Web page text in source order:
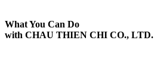
What You Can Do
with CHAU THIEN CHI CO., LTD.